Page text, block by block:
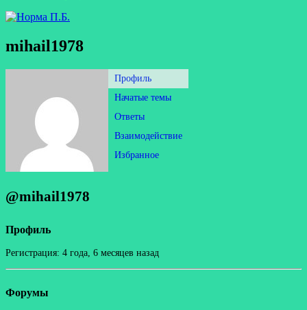
mihail1978
Профиль
Начатые темы
Ответы
Взаимодействие
Избранное
@mihail1978
Профиль
Регистрация: 4 года, 6 месяцев назад
Форумы